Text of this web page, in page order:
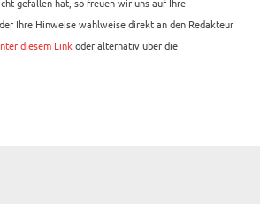
Ihre Hinweise wahlweise direkt an den Redakteur
diesem Link oder alternativ über die